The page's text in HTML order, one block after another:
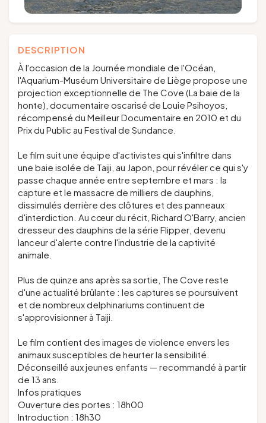
DESCRIPTION
À l'occasion de la Journée mondiale de l'Océan,
l'Aquarium-Muséum Universitaire de Liège propose une
projection exceptionnelle de The Cove (La baie de la
honte), documentaire oscarisé de Louie Psihoyos,
récompensé du Meilleur Documentaire en 2010 et du
Prix du Public au Festival de Sundance.
Le film suit une équipe d'activistes qui s'infiltre dans
une baie isolée de Taiji, au Japon, pour révéler ce qui s'y
passe chaque année entre septembre et mars : la
capture et le massacre de milliers de dauphins,
dissimulés derrière des clôtures et des panneaux
d'interdiction. Au cœur du récit, Richard O'Barry, ancien
dresseur des dauphins de la série Flipper , devenu
lanceur d'alerte contre l'industrie de la captivité
animale.
Plus de quinze ans après sa sortie, The Cove reste
d'une actualité brûlante : les captures se poursuivent
et de nombreux delphinariums continuent de
s'approvisionner à Taiji.
Le film contient des images de violence envers les
animaux susceptibles de heurter la sensibilité.
Déconseillé aux jeunes enfants — recommandé à partir
de 13 ans.
Infos pratiques
Ouverture des portes : 18h00
Introduction : 18h30